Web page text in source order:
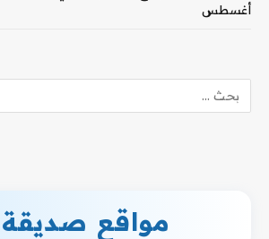
أغسطس
مواقع صديقة